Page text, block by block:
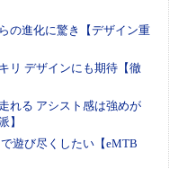
の進化に驚き【デザイン重
リ デザインにも期待【徹
れる アシスト感は強めが
】
遊び尽くしたい【eMTB